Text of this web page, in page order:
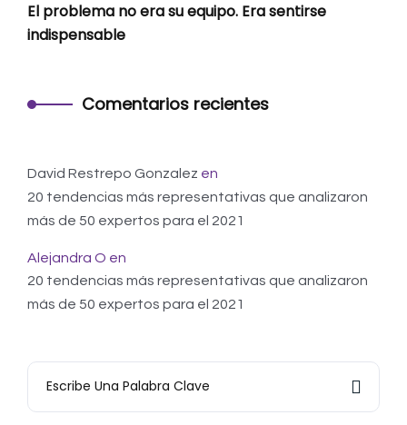
El problema no era su equipo. Era sentirse
indispensable
Comentarios recientes
David Restrepo Gonzalez en
20 tendencias más representativas que analizaron
más de 50 expertos para el 2021
Alejandra O en
20 tendencias más representativas que analizaron
más de 50 expertos para el 2021